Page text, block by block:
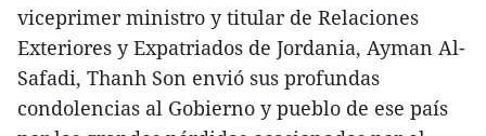
viceprimer ministro y titular de Relaciones
Exteriores y Expatriados de Jordania, Ayman Al-
Safadi, Thanh Son envió sus profundas
condolencias al Gobierno y pueblo de ese país